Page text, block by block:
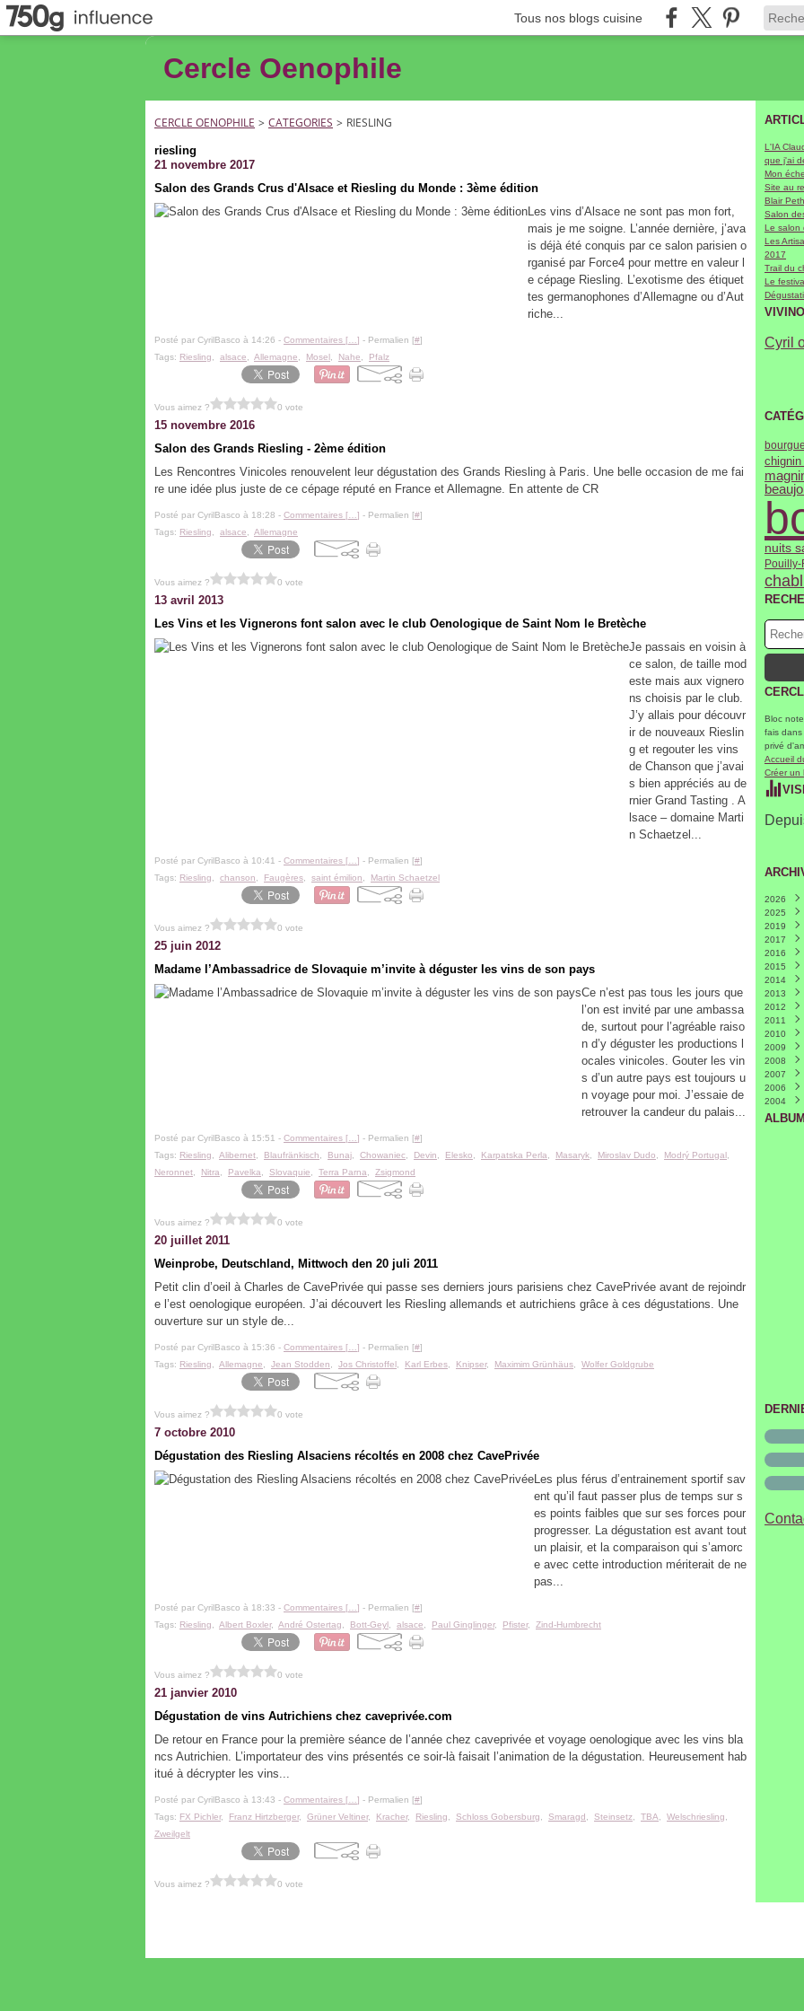
Tous nos blogs cuisine
Cercle Oenophile
CERCLE OENOPHILE > CATEGORIES > RIESLING
riesling
21 novembre 2017
Salon des Grands Crus d'Alsace et Riesling du Monde : 3ème édition
Les vins d’Alsace ne sont pas mon fort,
mais je me soigne. L’année dernière, j’ava
is déjà été conquis par ce salon parisien o
rganisé par Force4 pour mettre en valeur l
e cépage Riesling. L’exotisme des étiquet
tes germanophones d’Allemagne ou d’Aut
riche...
Posté par CyrilBasco à 14:26 - Commentaires [ ] - Permalien [#]
Tags: Riesling alsace Allemagne Mosel Nahe Pfalz
Vous aimez ? 0 vote
15 novembre 2016
Salon des Grands Riesling - 2ème édition
Les Rencontres Vinicoles renouvelent leur dégustation des Grands Riesling à Paris. Une belle occasion de me fai
re une idée plus juste de ce cépage réputé en France et Allemagne. En attente de CR
Posté par CyrilBasco à 18:28 - Commentaires [ ] - Permalien [#]
Tags: Riesling alsace Allemagne
Vous aimez ? 0 vote
13 avril 2013
Les Vins et les Vignerons font salon avec le club Oenologique de Saint Nom le Bretèche
Je passais en voisin à
ce salon, de taille mod
este mais aux vignero
ns choisis par le club.
J’y allais pour découvr
ir de nouveaux Rieslin
g et regouter les vins
de Chanson que j’avai
s bien appréciés au de
rnier Grand Tasting . A
lsace – domaine Marti
n Schaetzel...
Posté par CyrilBasco à 10:41 - Commentaires [ ] - Permalien [#]
Tags: Riesling chanson Faugères saint émilion Martin Schaetzel
Vous aimez ? 0 vote
25 juin 2012
Madame l’Ambassadrice de Slovaquie m’invite à déguster les vins de son pays
Ce n’est pas tous les jours que
l’on est invité par une ambassa
de, surtout pour l’agréable raiso
n d’y déguster les productions l
ocales vinicoles. Gouter les vin
s d’un autre pays est toujours u
n voyage pour moi. J’essaie de
retrouver la candeur du palais...
Posté par CyrilBasco à 15:51 - Commentaires [ ] - Permalien [#]
Tags: Riesling Alibernet Blaufränkisch Bunaj Chowaniec Devin Elesko Karpatska Perla Masaryk Miroslav Dudo Modrý Portugal
Neronnet
Nitra Pavelka Slovaquie Terra Parna Zsigmond
Vous aimez ? 0 vote
20 juillet 2011
Weinprobe, Deutschland, Mittwoch den 20 juli 2011
Petit clin d’oeil à Charles de CavePrivée qui passe ses derniers jours parisiens chez CavePrivée avant de rejoindr
e l’est oenologique européen. J’ai découvert les Riesling allemands et autrichiens grâce à ces dégustations. Une
ouverture sur un style de...
Posté par CyrilBasco à 15:36 - Commentaires [ ] - Permalien [#]
Tags: Riesling Allemagne Jean Stodden Jos Christoffel Karl Erbes Knipser, Maximim Grünhäus Wolfer Goldgrube
Vous aimez ? 0 vote
7 octobre 2010
Dégustation des Riesling Alsaciens récoltés en 2008 chez CavePrivée
Les plus férus d’entrainement sportif sav
ent qu’il faut passer plus de temps sur s
es points faibles que sur ses forces pour
progresser. La dégustation est avant tout
un plaisir, et la comparaison qui s’amorc
e avec cette introduction mériterait de ne
pas...
Posté par CyrilBasco à 18:33 - Commentaires [ ] - Permalien [#]
Tags: Riesling Albert Boxler, André Ostertag Bott-Geyl alsace Paul Ginglinger, Pfister, Zind-Humbrecht
Vous aimez ? 0 vote
21 janvier 2010
Dégustation de vins Autrichiens chez caveprivée.com
De retour en France pour la première séance de l’année chez caveprivée et voyage oenologique avec les vins bla
ncs Autrichien. L’importateur des vins présentés ce soir-là faisait l’animation de la dégustation. Heureusement hab
itué à décrypter les vins...
Posté par CyrilBasco à 13:43 - Commentaires [ ] - Permalien [#]
Tags: FX Pichler, Franz Hirtzberger, Grüner Veltiner, Kracher, Riesling Schloss Gobersburg Smaragd Steinsetz TBA Welschriesling
Zweilgelt
Vous aimez ? 0 vote
L'IA
que j'ai
Mon
Site au
Blair
Salon
Le salon
Les
2017
Trail du
Le
Cyril
chignin
nuits
Pouilly-
Bloc
fais
privé
Accueil
Créer un
2026
Juillet
2025
Mars
2019
2017
Avril
Mars
2016
Mai
Avril
Mars
2015
2014
Août
Juin
Mai
Avril
Mars
2013
Juin
Mai
Avril
Mars
2012
Juin
Mai
Avril
Mars
2011
Juillet
Juin
Mai
2010
Juillet
Juin
2009
Août
2008
Mai
2007
Mai
2006
2004
Avril